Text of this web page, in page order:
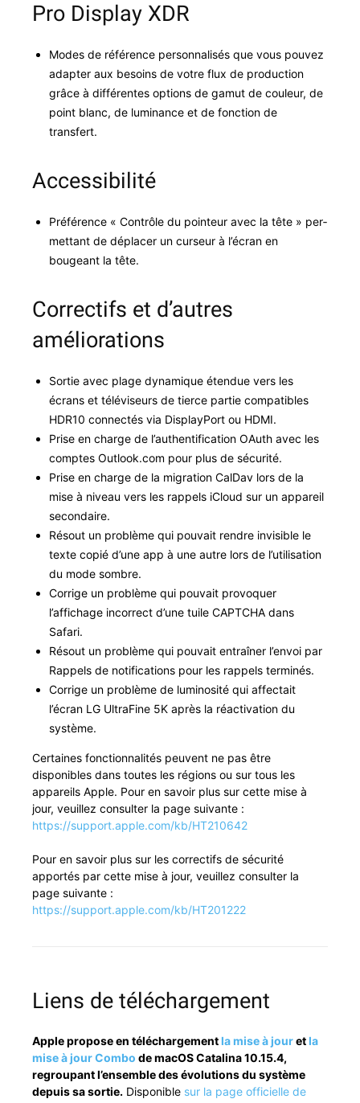
Pro Display XDR
Modes de référence per­son­nal­isés que vous pou­vez
adapter aux besoins de votre flux de pro­duc­tion
grâce à dif­férentes options de gamut de couleur, de
point blanc, de lumi­nance et de fonc­tion de
transfert.
Accessibilité
Préférence « Con­trôle du poin­teur avec la tête » per­
me­t­tant de déplac­er un curseur à l’écran en
bougeant la tête.
Correctifs et d’autres
améliorations
Sor­tie avec plage dynamique éten­due vers les
écrans et téléviseurs de tierce par­tie com­pat­i­bles
HDR10 con­nec­tés via Dis­play­Port ou HDMI.
Prise en charge de l’authentification OAuth avec les
comptes Outlook.com pour plus de sécurité.
Prise en charge de la migra­tion Cal­Dav lors de la
mise à niveau vers les rap­pels iCloud sur un appareil
secondaire.
Résout un prob­lème qui pou­vait ren­dre invis­i­ble le
texte copié d’une app à une autre lors de l’utilisation
du mode sombre.
Cor­rige un prob­lème qui pou­vait provo­quer
l’affichage incor­rect d’une tuile CAPTCHA dans
Safari.
Résout un prob­lème qui pou­vait entraîn­er l’envoi par
Rap­pels de noti­fi­ca­tions pour les rap­pels terminés.
Cor­rige un prob­lème de lumi­nosité qui affec­tait
l’écran LG Ultra­Fine 5K après la réac­ti­va­tion du
système.
Cer­taines fonc­tion­nal­ités peu­vent ne pas être
disponibles dans toutes les régions ou sur tous les
appareils Apple. Pour en savoir plus sur cette mise à
jour, veuillez con­sul­ter la page suiv­ante :
https://support.apple.com/kb/HT210642
Pour en savoir plus sur les cor­rec­tifs de sécu­rité
apportés par cette mise à jour, veuillez con­sul­ter la
page suiv­ante :
https://support.apple.com/kb/HT201222
Liens de téléchargement
Apple pro­pose en télécharge­mentla mise à jouretla
mise à jour Com­bo de macOS Catali­na 10.15.4,
regroupant l’ensem­ble des évo­lu­tions du sys­tème
depuis sa sor­tie. Disponible sur la page offi­cielle de